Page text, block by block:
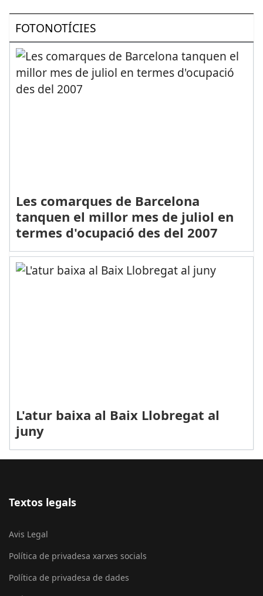
FOTONOTÍCIES
Les comarques de Barcelona
tanquen el millor mes de juliol en
termes d'ocupació des del 2007
L'atur baixa al Baix Llobregat al
juny
Textos legals
Avis Legal
Política de privadesa xarxes socials
Política de privadesa de dades